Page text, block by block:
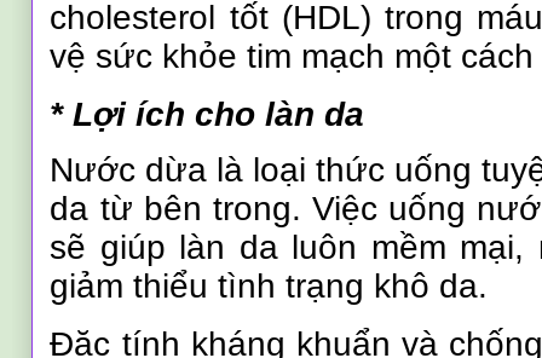
cholesterol tốt (HDL) trong
vệ sức khỏe tim mạch một
* Lợi ích cho làn da
Nước dừa là loại thức uống
da từ bên trong. Việc uống
sẽ giúp làn da luôn mềm mại,
giảm thiểu tình trạng khô da.
Đặc tính kháng khuẩn và